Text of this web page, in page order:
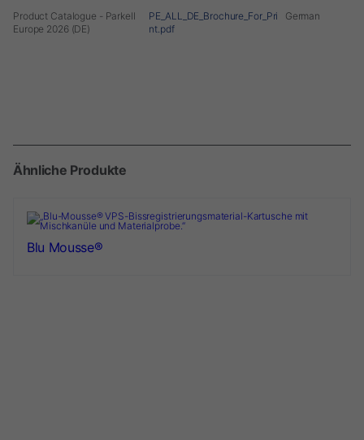
Product Catalogue - Parkell
Europe 2026 (DE)
PE_ALL_DE_Brochure_For_Pri
nt.pdf
German
Ähnliche Produkte
Blu Mousse®